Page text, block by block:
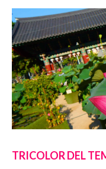
TRICOLOR DEL